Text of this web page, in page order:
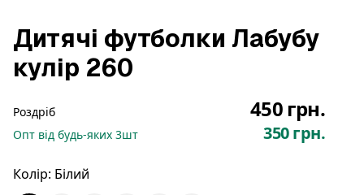
Дитячі футболки Лабубу
кулір 260
Роздріб 450 грн.
Опт від будь-яких 3шт 350 грн.
Колір: Білий